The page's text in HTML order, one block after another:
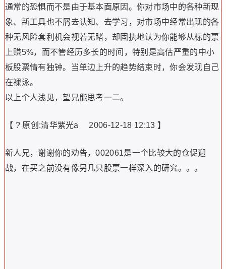
通常的恐惧而不是由于基本面原因。你对市场中的各种新现
象、新工具也不屑去认知、去学习，对市场中经常出现的各
种无风险套利机会视若无睹，却固执地认为你能够从标的票
上赚5%，而不管经历多长的时间，特别是高估严重的中小
板股票情有独钟。当单边上升的趋势结束时，你会发现自己
在裸泳。
以上个人浅见，望兄能思考一二。
【 ? 原创:清华紫光a 2006-12-18 12:13 】
新人兄，谢谢你的劝告，002061是一个比较大的仓促迎
战，在买之前没有像另几只股票一样深入的研究。。。